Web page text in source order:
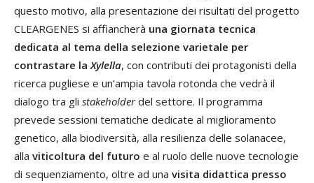
questo motivo, alla presentazione dei risultati del progetto
CLEARGENES si affiancherà una giornata tecnica
dedicata al tema della selezione varietale per
contrastare la Xylella, con contributi dei protagonisti della
ricerca pugliese e un’ampia tavola rotonda che vedrà il
dialogo tra gli stakeholderdel settore. Il programma
prevede sessioni tematiche dedicate al miglioramento
genetico, alla biodiversità, alla resilienza delle solanacee,
alla viticoltura del futuro e al ruolo delle nuove tecnologie
di sequenziamento, oltre ad una visita didattica presso